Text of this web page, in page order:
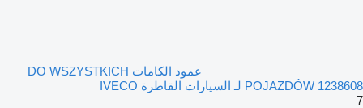
عمود الكامات DO WSZYSTKICH
POJAZDÓW 1238608 لـ السيارات القاطرة IVECO
7